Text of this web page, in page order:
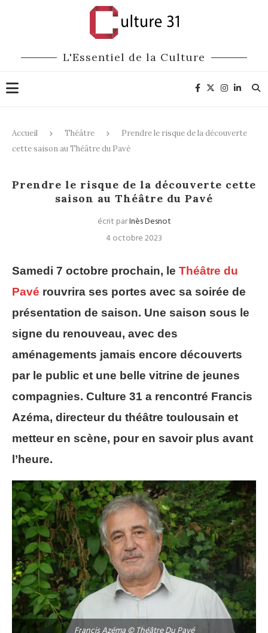
L'Essentiel de la Culture
Accueil Théâtre
Prendre le risque de la découverte
cette saison au Théâtre du Pavé
Prendre le risque de la découverte cette
saison au Théâtre du Pavé
écrit parInès Desnot
4 octobre 2023
Samedi 7 octobre prochain, le Théâtre du
Pavé rouvrira ses portes avec sa soirée de
présentation de saison. Une saison sous le
signe du renouveau, avec des
aménagements jamais encore découverts
par le public et une belle vitrine de jeunes
compagnies. Culture 31 a rencontré Francis
Azéma, directeur du théâtre toulousain et
metteur en scène, pour en savoir plus avant
l’heure.